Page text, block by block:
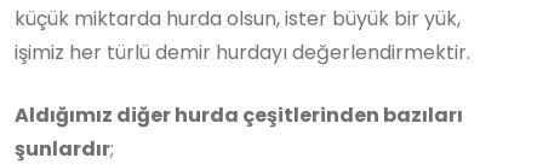
küçük miktarda hurda olsun, ister büyük bir yük,
işimiz her türlü demir hurdayı değerlendirmektir.
Aldığımız diğer hurda çeşitlerinden bazıları
şunlardır;